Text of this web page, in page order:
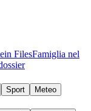
FilesFamiglia nel
Sport
Meteo